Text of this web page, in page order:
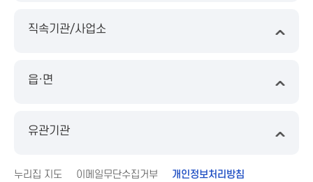
직속기관/사업소
읍·면
유관기관
누리집 지도 이메일무단수집거부
개인정보처리방침